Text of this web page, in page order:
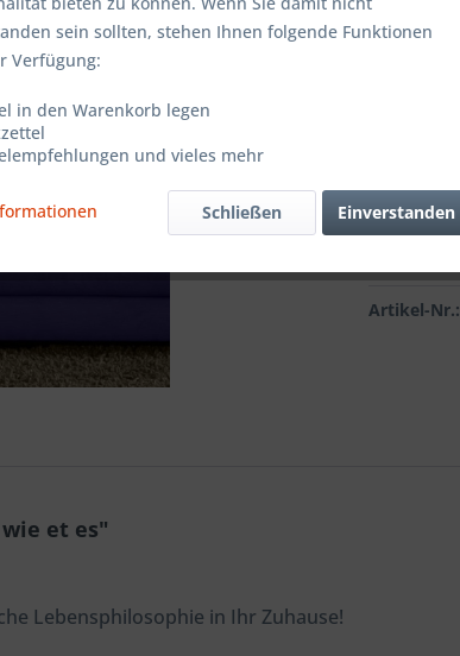
Artikel-Nr.:
et es"
Lebensphilosophie in Ihr Zuhause!
sein sollten, stehen Ihnen folgende Funktionen
Verfügung:
in den Warenkorb legen
und vieles mehr
Einverstanden
Schließen